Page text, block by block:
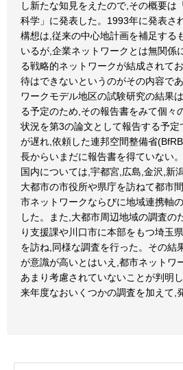
し新たな知見をえたので,その概要は
科学」に発表した。1993年に発表さ
構想は,従来の中心地計画を補足する
いるが,企業ネットワークとは無関係
る戦略的ネットワークが結成されて
待はできないというのがその内容で
ワークモデル地区の試験研究の結果
る予定のため,その報告書をみて個々
状況を第3の論文として報告する予
が遅れ,依頼した連邦空間整備省
長からいまだに報告書を得ていない。
国内については,宇都宮,広島,金沢,新
大都市の市役所や県庁を訪ねて都市
市ネットワークならびに地域連携軸
した。また,大都市周辺地域の調査の
り支援課や川口市に本部をもつ埼玉
を訪ね,同様な調査を行った。その結
が意識が高いとはいえ,都市ネットワ
あまり考慮されていないことが判明
来年度なおいくつかの調査を加えて,